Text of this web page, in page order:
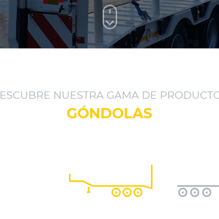
NUESTRA GAMA DE
GÓNDOLAS